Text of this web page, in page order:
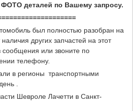
деталей по Вашему запросу.
был полностью разобран на
других запчастей на этот
или звоните по
телефону.
в регионы транспортными
.
Шевроле Лачетти в Санкт-